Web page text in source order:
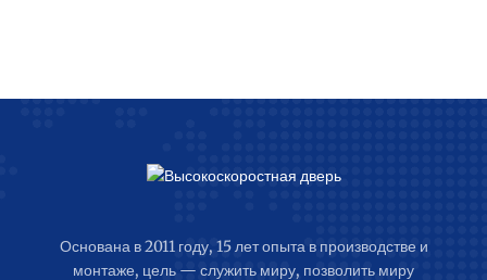
Основана в 2011 году, 15 лет опыта в производстве и
монтаже, цель — служить миру, позволить миру